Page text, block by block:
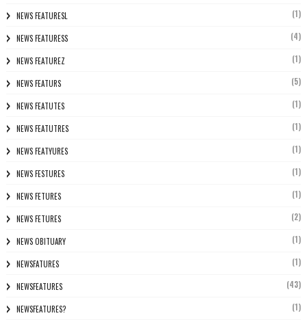
NEWS FEATURESL (1)
NEWS FEATURESS (4)
NEWS FEATUREZ (1)
NEWS FEATURS (5)
NEWS FEATUTES (1)
NEWS FEATUTRES (1)
NEWS FEATYURES (1)
NEWS FESTURES (1)
NEWS FETURES (1)
NEWS FETURES (2)
NEWS OBITUARY (1)
NEWSFATURES (1)
NEWSFEATURES (43)
NEWSFEATURES? (1)